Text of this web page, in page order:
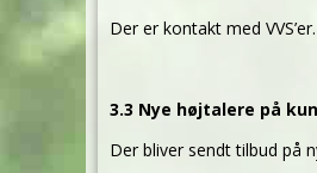
Der er kontakt med
3.3 Nye højtalere på
Der bliver sendt tilbud på